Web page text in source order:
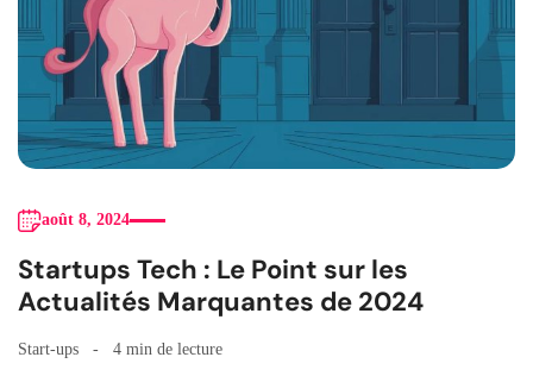
août 8, 2024
Startups Tech : Le Point sur les
Actualités Marquantes de 2024
Start-ups 4 min de lecture